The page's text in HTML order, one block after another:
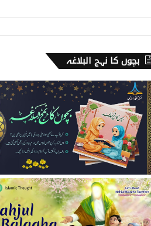
بچوں کا نہج البلاغہ